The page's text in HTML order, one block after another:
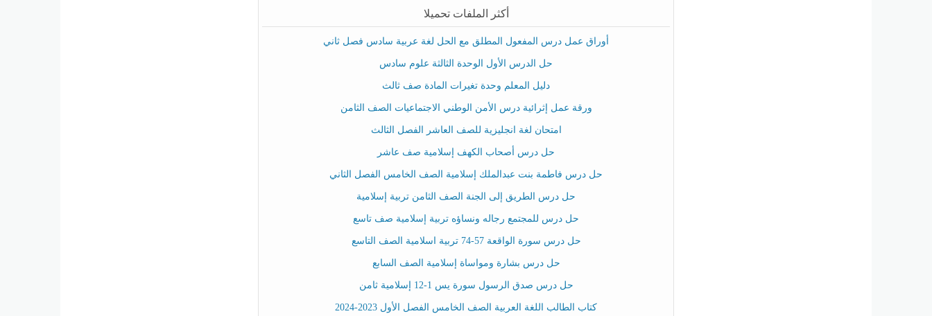
أكثر الملفات تحميلا
أوراق عمل درس المفعول المطلق مع الحل لغة عربية سادس فصل ثاني
حل الدرس الأول الوحدة الثالثة علوم سادس
دليل المعلم وحدة تغيرات المادة صف ثالث
ورقة عمل إثرائية درس الأمن الوطني الاجتماعيات الصف الثامن
امتحان لغة انجليزية للصف العاشر الفصل الثالث
حل درس أصحاب الكهف إسلامية صف عاشر
حل درس فاطمة بنت عبدالملك إسلامية الصف الخامس الفصل الثاني
حل درس الطريق إلى الجنة الصف الثامن تربية إسلامية
حل درس للمجتمع رجاله ونساؤه تربية إسلامية صف تاسع
حل درس سورة الواقعة 57-74 تربية اسلامية الصف التاسع
حل درس بشارة ومواساة إسلامية الصف السابع
حل درس صدق الرسول سورة يس 1-12 إسلامية ثامن
كتاب الطالب اللغة العربية الصف الخامس الفصل الأول 2023-2024